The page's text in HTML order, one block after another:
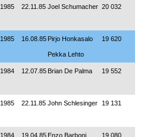
1985 22.11.85 Joel Schumacher 20 032
1985 16.08.85 Pirjo Honkasalo
Pekka Lehto
19 620
1984 12.07.85 Brian De Palma 19 552
1985 22.11.85 John Schlesinger 19 131
1984 19.04.85 Enzo Barboni 19 080